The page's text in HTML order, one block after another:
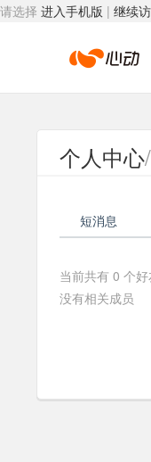
请选择 进入手机版 | 继续
心
个人中心
短消息
当前共有 0 个好
没有相关成员